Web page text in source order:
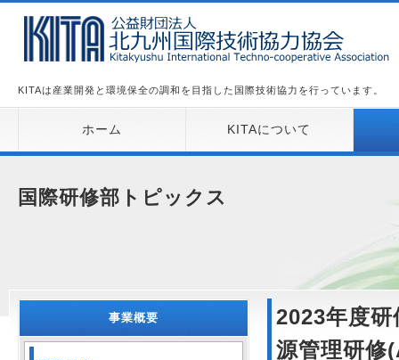
KITAは産業開発と環境保全の調和を目指した国際技術協力を行っています。
ホーム KITAについて
国際研修部トピックス
2023年度
源管理研修
事業概要